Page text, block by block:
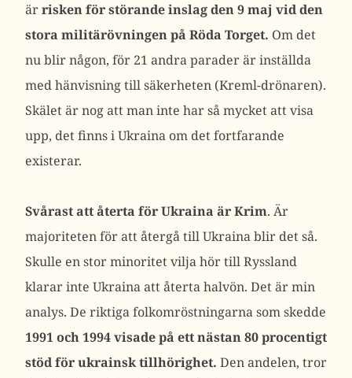
ärrisken för störande inslag den 9 maj vid den
stora militärövningen på Röda Torget. Om det
nu blir någon, för 21 andra parader är inställda
med hänvisning till säkerheten (Kreml-drönaren).
Skälet är nog att man inte har så mycket att visa
upp, det finns i Ukraina om det fortfarande
existerar.
Svårast att återta för Ukraina är Krim. Är
majoriteten för att återgå till Ukraina blir det så.
Skulle en stor minoritet vilja hör till Ryssland
klarar inte Ukraina att återta halvön. Det är min
analys. De riktiga folkomröstningarna som skedde
1991 och 1994 visade på ett nästan 80 procentigt
stöd för ukrainsk tillhörighet. Den andelen, tror